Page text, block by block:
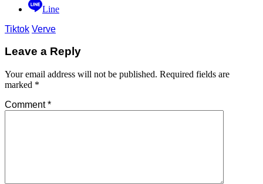
Line
Tiktok Verve
Leave a Reply
Your email address will not be published. Required fields are
marked *
Comment*